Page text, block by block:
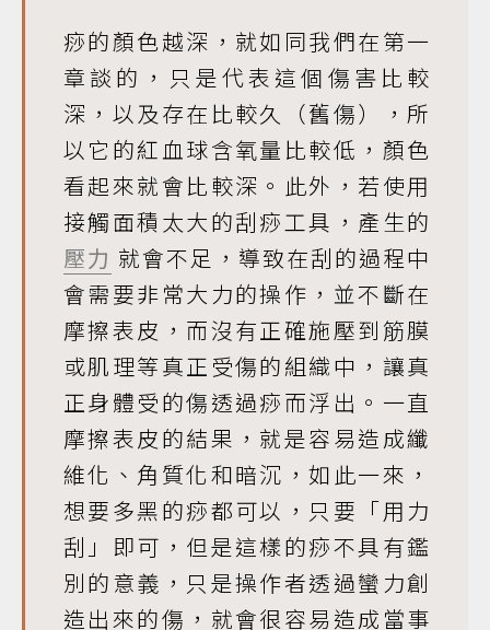
痧的顏色越深，就如同我們在第一
章談的，只是代表這個傷害比較
深，以及存在比較久（舊傷），所
以它的紅血球含氧量比較低，顏色
看起來就會比較深。此外，若使用
接觸面積太大的刮痧工具，產生的
壓力 就會不足，導致在刮的過程中
會需要非常大力的操作，並不斷在
摩擦表皮，而沒有正確施壓到筋膜
或肌理等真正受傷的組織中，讓真
正身體受的傷透過痧而浮出。一直
摩擦表皮的結果，就是容易造成纖
維化、角質化和暗沉，如此一來，
想要多黑的痧都可以，只要「用力
刮」即可，但是這樣的痧不具有鑑
別的意義，只是操作者透過蠻力創
造出來的傷，就會很容易造成當事